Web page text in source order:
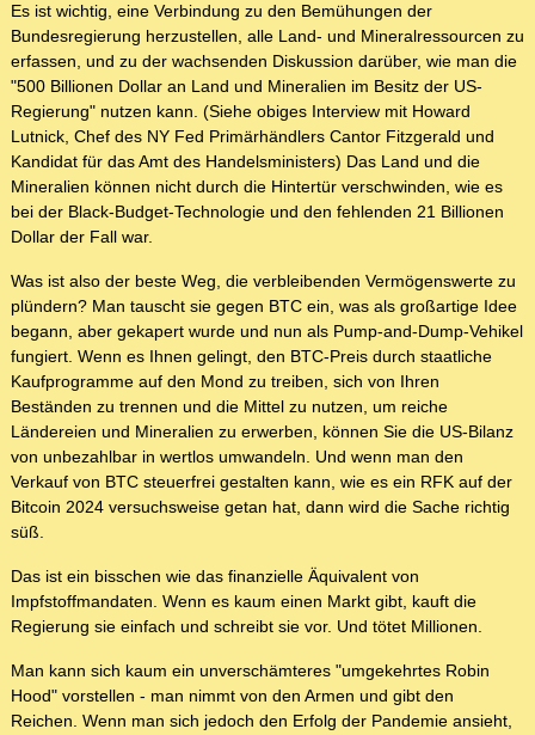
Es ist wichtig, eine Verbindung zu den Bemühungen der
Bundesregierung herzustellen, alle Land- und Mineralressourcen zu
erfassen, und zu der wachsenden Diskussion darüber, wie man die
"500 Billionen Dollar an Land und Mineralien im Besitz der US-
Regierung" nutzen kann. (Siehe obiges Interview mit Howard
Lutnick, Chef des NY Fed Primärhändlers Cantor Fitzgerald und
Kandidat für das Amt des Handelsministers) Das Land und die
Mineralien können nicht durch die Hintertür verschwinden, wie es
bei der Black-Budget-Technologie und den fehlenden 21 Billionen
Dollar der Fall war.
Was ist also der beste Weg, die verbleibenden Vermögenswerte zu
plündern? Man tauscht sie gegen BTC ein, was als großartige Idee
begann, aber gekapert wurde und nun als Pump-and-Dump-Vehikel
fungiert. Wenn es Ihnen gelingt, den BTC-Preis durch staatliche
Kaufprogramme auf den Mond zu treiben, sich von Ihren
Beständen zu trennen und die Mittel zu nutzen, um reiche
Ländereien und Mineralien zu erwerben, können Sie die US-Bilanz
von unbezahlbar in wertlos umwandeln. Und wenn man den
Verkauf von BTC steuerfrei gestalten kann, wie es ein RFK auf der
Bitcoin 2024 versuchsweise getan hat, dann wird die Sache richtig
süß.
Das ist ein bisschen wie das finanzielle Äquivalent von
Impfstoffmandaten. Wenn es kaum einen Markt gibt, kauft die
Regierung sie einfach und schreibt sie vor. Und tötet Millionen.
Man kann sich kaum ein unverschämteres "umgekehrtes Robin
Hood" vorstellen - man nimmt von den Armen und gibt den
Reichen. Wenn man sich jedoch den Erfolg der Pandemie ansieht,